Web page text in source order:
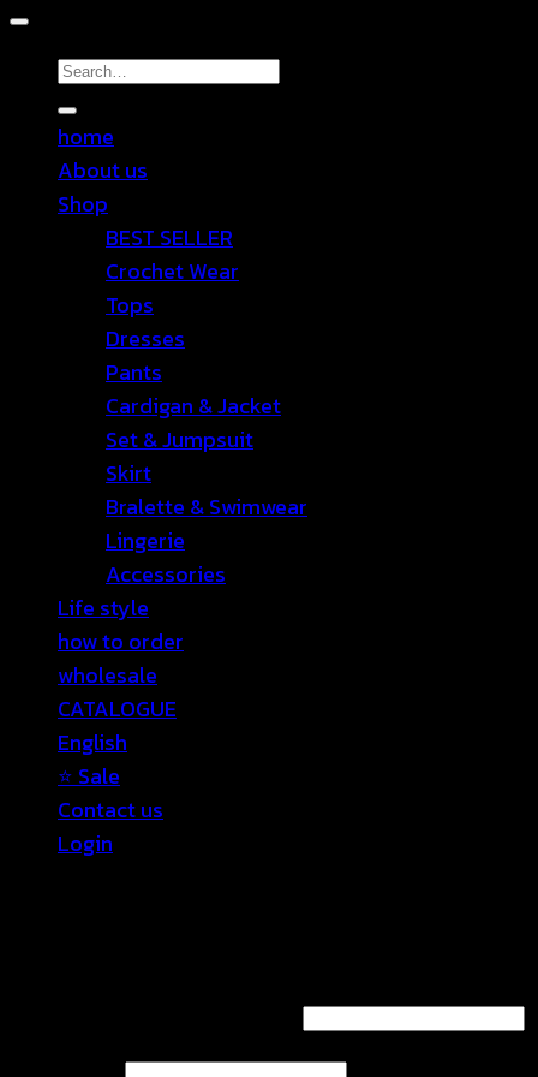
Search
for:
home
About us
Shop
BEST SELLER
Crochet Wear
Tops
Dresses
Pants
Cardigan & Jacket
Set & Jumpsuit
Skirt
Bralette & Swimwear
Lingerie
Accessories
Life style
how to order
wholesale
CATALOGUE
English
⭐ Sale
Contact us
Login
Required
Required